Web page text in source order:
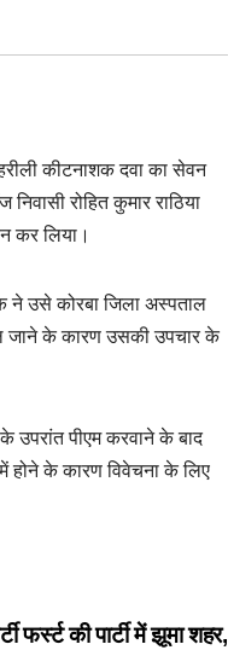
कीटनाशक दवा का सेवन
रोहित कुमार राठिया
कर लिया।
ने उसे कोरबा जिला अस्पताल
जाने के कारण उसकी उपचार के
उपरांत पीएम करवाने के बाद
होने के कारण विवेचना के लिए
की पार्टी में झूमा शहर,